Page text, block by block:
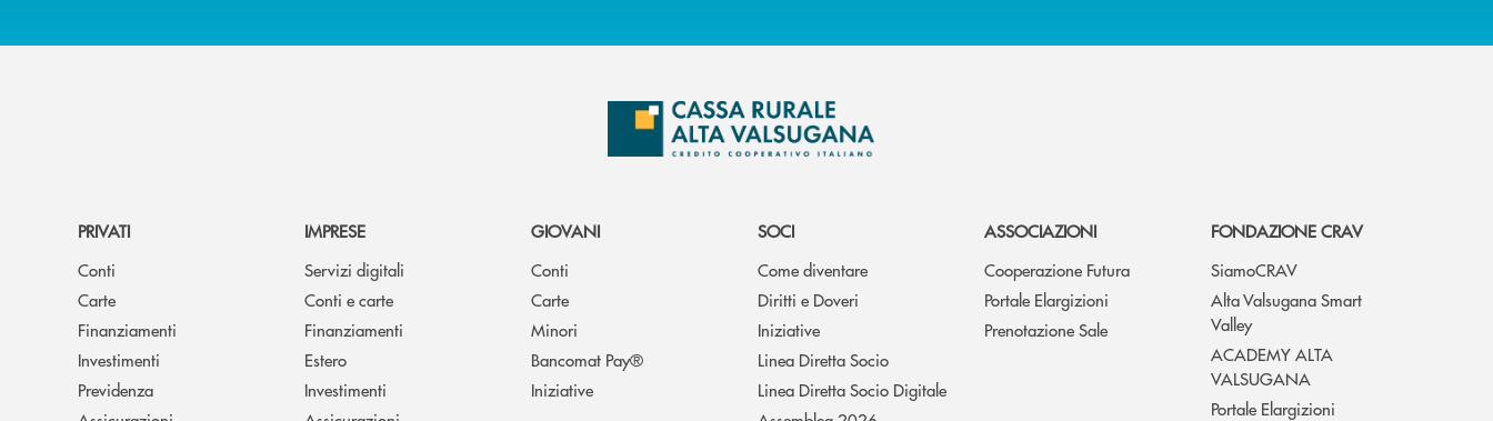
PRIVATI
Conti
Carte
Finanziamenti
Investimenti
Previdenza
IMPRESE
Servizi digitali
Conti e carte
Finanziamenti
Estero
Investimenti
GIOVANI
Conti
Carte
Minori
Bancomat Pay®
Iniziative
SOCI
Come diventare
Diritti e Doveri
Iniziative
Linea Diretta Socio
Linea Diretta Socio Digitale
ASSOCIAZIONI
Cooperazione Futura
Portale Elargizioni
Prenotazione Sale
FONDAZIONE CRAV
SiamoCRAV
Alta Valsugana Smart
Valley
ACADEMY ALTA
VALSUGANA
Portale Elargizioni